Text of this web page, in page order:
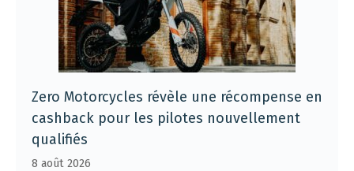
Zero Motorcycles révèle une récompense en
cashback pour les pilotes nouvellement
qualifiés
8 août 2026